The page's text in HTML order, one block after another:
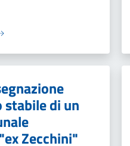
stabile di un
Zecchini"